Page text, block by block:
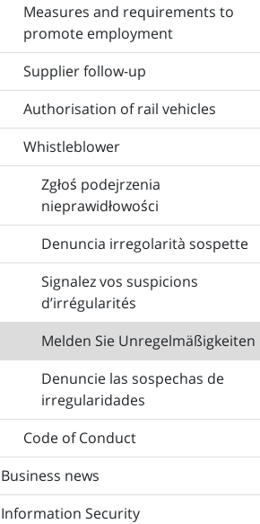
Measures and requirements to
promote employment
Supplier follow-up
Authorisation of rail vehicles
Whistleblower
Zgłoś podejrzenia
nieprawidłowości
Denuncia irregolarità sospette
Signalez vos suspicions
d’irrégularités
Melden Sie Unregelmäßigkeiten
Denuncie las sospechas de
irregularidades
Code of Conduct
Business news
Information Security